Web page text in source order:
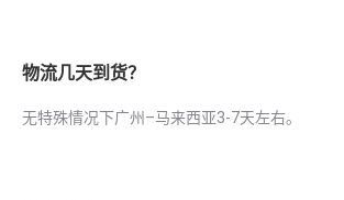
物流几天到货？
无特殊情况下广州–马来西亚3-7天左右。